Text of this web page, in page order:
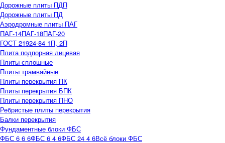
Дорожные плиты ПДП
Дорожные плиты ПД
Аэродромные плиты ПАГ
ПАГ-14ПАГ-18ПАГ-20
ГОСТ 21924-84 1П, 2П
Плита подпорная лицевая
Плиты сплошные
Плиты трамвайные
Плиты перекрытия ПК
Плиты перекрытия БПК
Плиты перекрытия ПНО
Ребристые плиты перекрытия
Балки перекрытия
Фундаментные блоки ФБС
ФБС 6 6 6ФБС 6 4 6ФБС 24 4 6Всё блоки ФБС